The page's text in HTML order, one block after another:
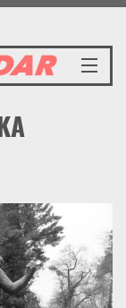
Nedjelja 9.8.2026.